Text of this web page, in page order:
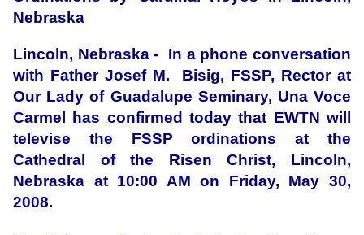
Nebraska
Lincoln, Nebraska - In a phone conversation
with Father Josef M. Bisig, FSSP, Rector at
Our Lady of Guadalupe Seminary, Una Voce
Carmel has confirmed today that EWTN will
televise the FSSP ordinations at the
Cathedral of the Risen Christ, Lincoln,
Nebraska at 10:00 AM on Friday, May 30,
2008.